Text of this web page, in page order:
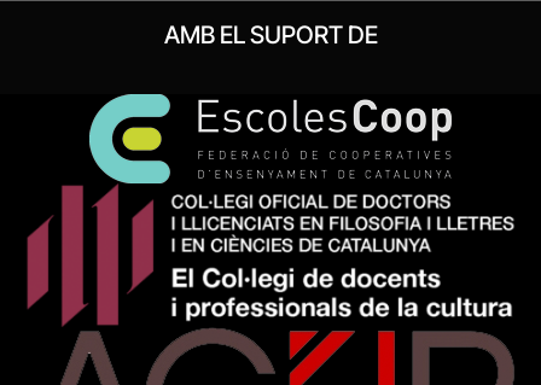
AMB EL SUPORT DE